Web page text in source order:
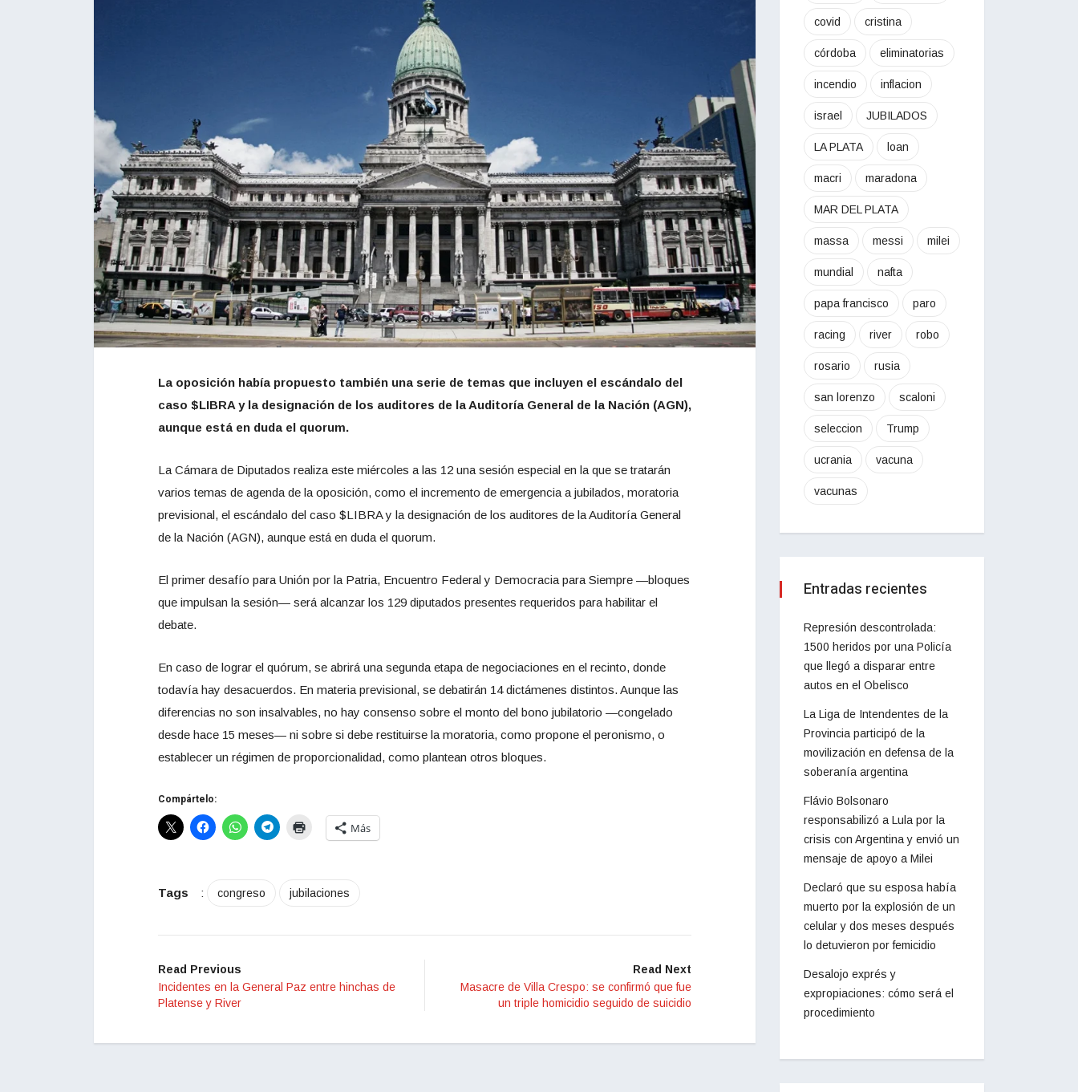
La oposición había propuesto también una serie de temas que incluyen el escándalo del
caso $LIBRA y la designación de los auditores de la Auditoría General de la Nación (AGN),
aunque está en duda el quorum.
La Cámara de Diputados realiza este miércoles a las 12 una sesión especial en la que se tratarán
varios temas de agenda de la oposición, como el incremento de emergencia a jubilados, moratoria
previsional, el escándalo del caso $LIBRA y la designación de los auditores de la Auditoría General
de la Nación (AGN), aunque está en duda el quorum.
El primer desafío para Unión por la Patria, Encuentro Federal y Democracia para Siempre —bloques
que impulsan la sesión— será alcanzar los 129 diputados presentes requeridos para habilitar el
debate.
En caso de lograr el quórum, se abrirá una segunda etapa de negociaciones en el recinto, donde
todavía hay desacuerdos. En materia previsional, se debatirán 14 dictámenes distintos. Aunque las
diferencias no son insalvables, no hay consenso sobre el monto del bono jubilatorio —congelado
desde hace 15 meses— ni sobre si debe restituirse la moratoria, como propone el peronismo, o
establecer un régimen de proporcionalidad, como plantean otros bloques.
Compártelo:
Más
Tags : congreso jubilaciones
Read Previous
Incidentes en la General Paz entre hinchas de
Platense y River
Read Next
Masacre de Villa Crespo: se confirmó que fue
un triple homicidio seguido de suicidio
covid cristina
córdoba eliminatorias
incendio inflacion
israel JUBILADOS
LA PLATA loan
macri maradona
MAR DEL PLATA
massa messi milei
mundial nafta
papa francisco paro
racing river robo
rosario rusia
san lorenzo scaloni
seleccion Trump
ucrania vacuna
vacunas
Entradas recientes
Represión descontrolada:
1500 heridos por una Policía
que llegó a disparar entre
autos en el Obelisco
La Liga de Intendentes de la
Provincia participó de la
movilización en defensa de la
soberanía argentina
Flávio Bolsonaro
responsabilizó a Lula por la
crisis con Argentina y envió un
mensaje de apoyo a Milei
Declaró que su esposa había
muerto por la explosión de un
celular y dos meses después
lo detuvieron por femicidio
Desalojo exprés y
expropiaciones: cómo será el
procedimiento